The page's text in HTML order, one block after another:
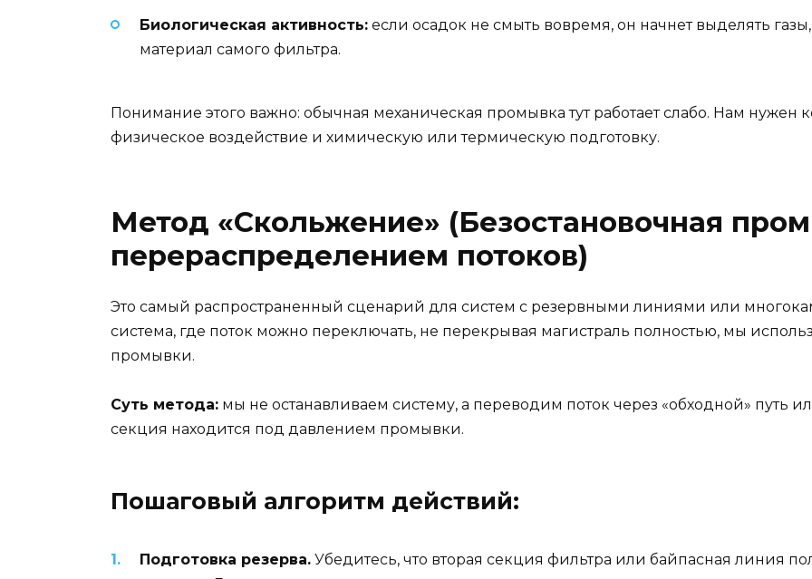
Биологическая активность: если осадок не смыть вовремя, он начнет выделять
материал самого фильтра.
Понимание этого важно: обычная механическая промывка тут работает слабо. Нам
физическое воздействие и химическую или термическую подготовку.
Метод «Скольжение» (Безостановочная
перераспределением потоков)
Это самый распространенный сценарий для систем с резервными линиями или
система, где поток можно переключать, не перекрывая магистраль полностью, мы
промывки.
Суть метода: мы не останавливаем систему, а переводим поток через «обходной» путь
секция находится под давлением промывки.
Пошаговый алгоритм действий:
Подготовка резерва. Убедитесь, что вторая секция фильтра или байпасная линия